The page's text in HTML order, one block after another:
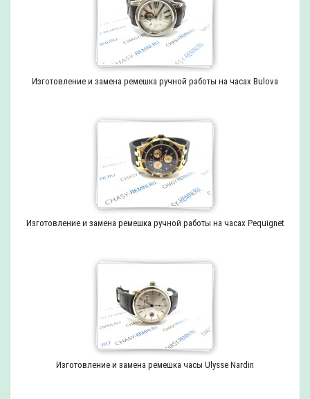
Изготовление и замена ремешка ручной работы на часах Bulova
Изготовление и замена ремешка ручной работы на часах Pequignet
Изготовление и замена ремешка часы Ulysse Nardin